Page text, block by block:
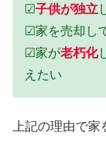
☑子供が独立
☑家を売却し
☑家が老朽化
えたい
上記の理由で